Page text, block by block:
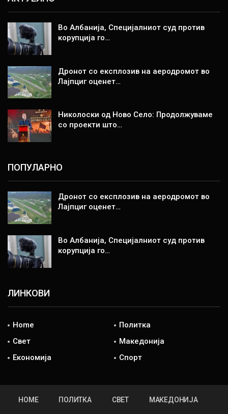
Во Албанија, Специјалниот суд против
корупција го…
Дронот со експлозив на аеродромот во
Лајпциг оценет…
Николоски од Ново Село: Продолжуваме
со проекти што…
ПОПУЛАРНО
Дронот со експлозив на аеродромот во
Лајпциг оценет…
Во Албанија, Специјалниот суд против
корупција го…
ЛИНКОВИ
Home
Политка
Свет
Македонија
Економија
Спорт
HOME ПОЛИТКА СВЕТ МАКЕДОНИЈА